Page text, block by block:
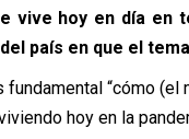
vive hoy en día en
país en que el
“cómo
hoy en la